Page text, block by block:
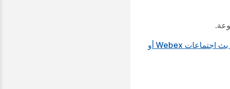
بث اجتماعات Webex أو